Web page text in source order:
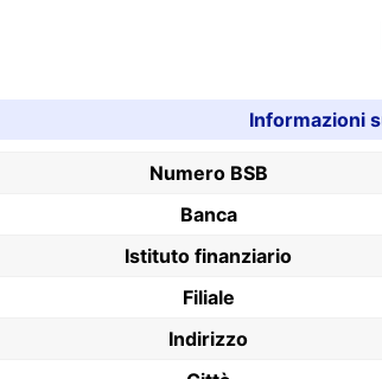
Informazioni
Numero BSB
Banca
Istituto finanziario
Filiale
Indirizzo